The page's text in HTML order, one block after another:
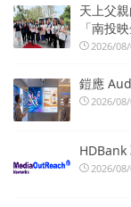
天上父
「南投
2026/
鎧應
2026/
HDBank
2026/